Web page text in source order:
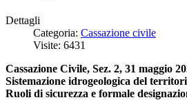
Dettagli
Categoria: Cassazione civile
Visite: 6431
Cassazione Civile, Sez. 2, 31 maggio
Sistemazione idrogeologica del
Ruoli di sicurezza e formale